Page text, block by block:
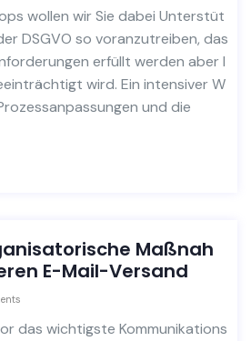
wollen wir Sie dabei Unterstüt
DSGVO so voranzutreiben, das
erfüllt werden aber I
wird. Ein intensiver W
und die
Maßnah
E-Mail-Versand
das wichtigste Kommunikations